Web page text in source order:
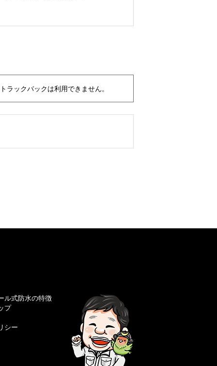
トラックバックは利用できません。
ル式防水の特徴
プ
シー